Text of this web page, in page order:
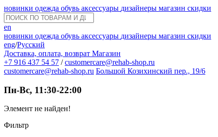
новинки одежда обувь аксессуары дизайнеры магазин скидки
en
новинки одежда обувь аксессуары дизайнеры магазин скидки
eng/Русский
Доставка, оплата, возврат Магазин
+7 916 437 54 57 / customercare@rehab-shop.ru
customercare@rehab-shop.ru Большой Козихинский пер., 19/6
Пн-Вс, 11:30-22:00
Элемент не найден!
Фильтр